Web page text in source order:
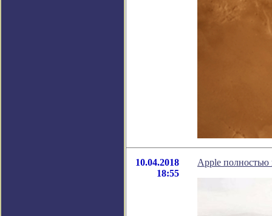
10.04.2018
18:55
Apple полностью